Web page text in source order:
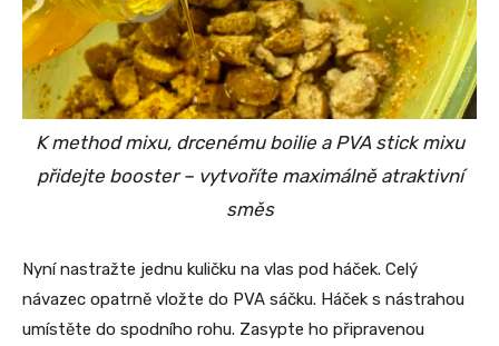
K method mixu, drcenému boilie a PVA stick mixu
přidejte booster – vytvoříte maximálně atraktivní
směs
Nyní nastražte jednu kuličku na vlas pod háček. Celý
návazec opatrně vložte do PVA sáčku. Háček s nástrahou
umístěte do spodního rohu. Zasypte ho připravenou